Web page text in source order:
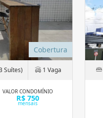
Cobertura
Suítes) 1 Vaga
VALOR CONDOMÍNIO
R$ 750
mensais